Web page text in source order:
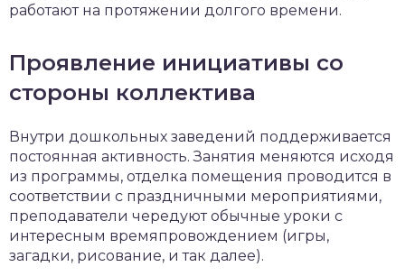
работают на протяжении долгого времени.
Проявление инициативы со
стороны коллектива
Внутри дошкольных заведений поддерживается
постоянная активность. Занятия меняются исходя
из программы, отделка помещения проводится в
соответствии с праздничными мероприятиями,
преподаватели чередуют обычные уроки с
интересным времяпровождением (игры,
загадки, рисование, и так далее).